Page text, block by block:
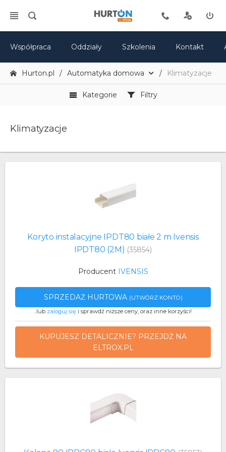
Współpraca Oddziały Szkolenia Kontakt
Hurton.pl Automatyka domowa Klimatyzacje
Kategorie Filtry
Klimatyzacje
Koryto instalacyjne IPDT80 białe 2 m Ivensis
IPDT80 (2M) (35854)
Producent IVENSIS
SPRZEDAŻ HURTOWA (UTWÓRZ KONTO)
..lub zaloguj się i sprawdź niższe ceny, oraz inne korzyści!
KUPUJESZ DETALICZNIE? PRZEJDŹ NA
ELTROX.PL